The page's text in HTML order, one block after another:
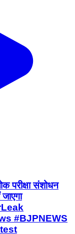
परीक्षा संशोधन
#BJPNEWS